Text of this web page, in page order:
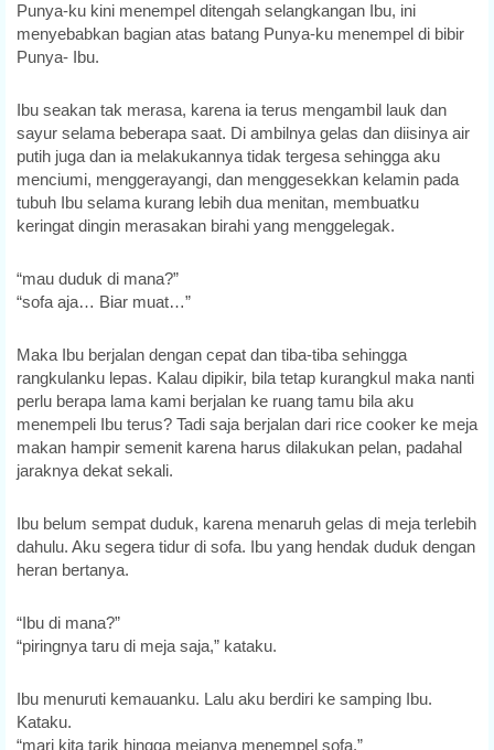
Punya-ku kini menempel ditengah selangkangan Ibu, ini
menyebabkan bagian atas batang Punya-ku menempel di bibir
Punya- Ibu.
Ibu seakan tak merasa, karena ia terus mengambil lauk dan
sayur selama beberapa saat. Di ambilnya gelas dan diisinya air
putih juga dan ia melakukannya tidak tergesa sehingga aku
menciumi, menggerayangi, dan menggesekkan kelamin pada
tubuh Ibu selama kurang lebih dua menitan, membuatku
keringat dingin merasakan birahi yang menggelegak.
“mau duduk di mana?”
“sofa aja… Biar muat…”
Maka Ibu berjalan dengan cepat dan tiba-tiba sehingga
rangkulanku lepas. Kalau dipikir, bila tetap kurangkul maka nanti
perlu berapa lama kami berjalan ke ruang tamu bila aku
menempeli Ibu terus? Tadi saja berjalan dari rice cooker ke meja
makan hampir semenit karena harus dilakukan pelan, padahal
jaraknya dekat sekali.
Ibu belum sempat duduk, karena menaruh gelas di meja terlebih
dahulu. Aku segera tidur di sofa. Ibu yang hendak duduk dengan
heran bertanya.
“Ibu di mana?”
“piringnya taru di meja saja,” kataku.
Ibu menuruti kemauanku. Lalu aku berdiri ke samping Ibu.
Kataku.
“mari kita tarik hingga mejanya menempel sofa.”